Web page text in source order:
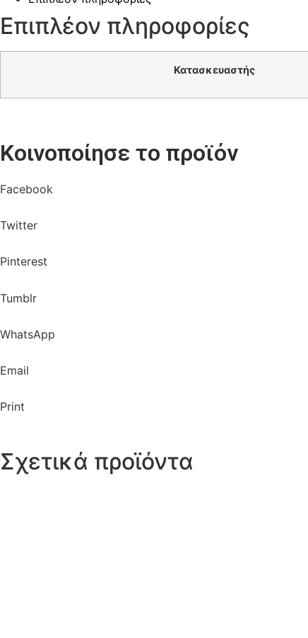
Επιπλέον πληροφορίες
Κατασκευαστής
Κοινοποίησε το προϊόν
Facebook
Twitter
Pinterest
Tumblr
WhatsApp
Email
Print
Σχετικά προϊόντα